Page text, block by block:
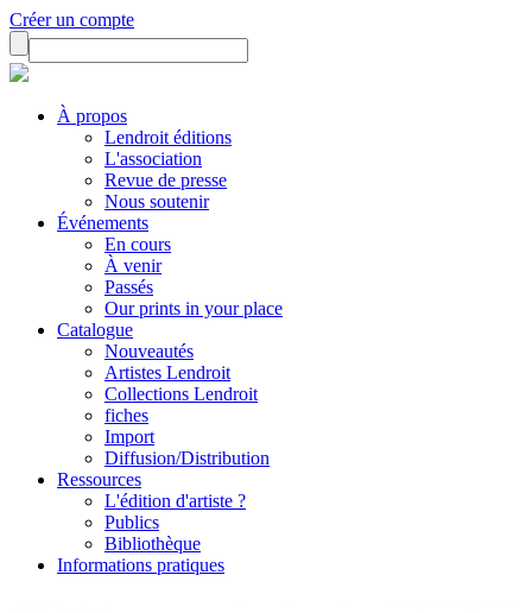
Créer un compte
À propos
Lendroit éditions
L'association
Revue de presse
Nous soutenir
Événements
En cours
À venir
Passés
Our prints in your place
Catalogue
Nouveautés
Artistes Lendroit
Collections Lendroit
fiches
Import
Diffusion/Distribution
Ressources
L'édition d'artiste ?
Publics
Bibliothèque
Informations pratiques